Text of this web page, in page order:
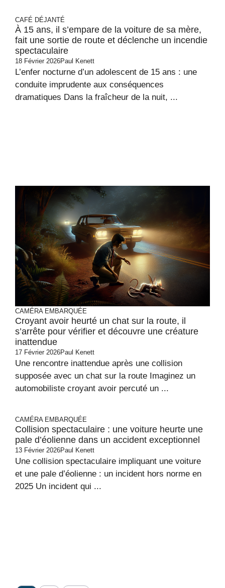
CAFÉ DÉJANTÉ
À 15 ans, il s’empare de la voiture de sa mère,
fait une sortie de route et déclenche un incendie
spectaculaire
18 Février 2026Paul Kenett
L’enfer nocturne d’un adolescent de 15 ans : une
conduite imprudente aux conséquences
dramatiques Dans la fraîcheur de la nuit, ...
CAMÉRA EMBARQUÉE
Croyant avoir heurté un chat sur la route, il
s’arrête pour vérifier et découvre une créature
inattendue
17 Février 2026Paul Kenett
Une rencontre inattendue après une collision
supposée avec un chat sur la route Imaginez un
automobiliste croyant avoir percuté un ...
CAMÉRA EMBARQUÉE
Collision spectaculaire : une voiture heurte une
pale d’éolienne dans un accident exceptionnel
13 Février 2026Paul Kenett
Une collision spectaculaire impliquant une voiture
et une pale d’éolienne : un incident hors norme en
2025 Un incident qui ...